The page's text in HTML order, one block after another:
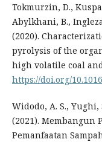
Tokmurzin, D.,
Abylkhani, B.,
(2020).
pyrolysis of the
high volatile coal
https://doi.org/
Widodo, A. S., Yughi,
(2021). Membangun
Pemanfaatan